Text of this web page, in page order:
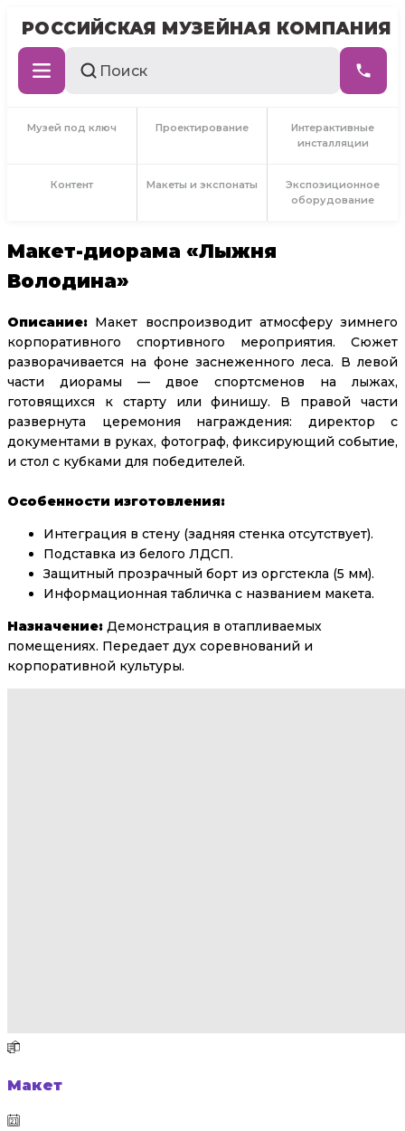
РОССИЙСКАЯ МУЗЕЙНАЯ КОМПАНИЯ
Музей под ключ Проектирование
Интерактивные
инсталляции
Контент Макеты и экспонаты
Экспозиционное
оборудование
Макет-диорама «Лыжня
Володина»
Описание: Макет воспроизводит атмосферу зимнего
корпоративного спортивного мероприятия. Сюжет
разворачивается на фоне заснеженного леса. В левой
части диорамы — двое спортсменов на лыжах,
готовящихся к старту или финишу. В правой части
развернута церемония награждения: директор с
документами в руках, фотограф, фиксирующий событие,
и стол с кубками для победителей.
Особенности изготовления:
Интеграция в стену (задняя стенка отсутствует).
Подставка из белого ЛДСП.
Защитный прозрачный борт из оргстекла (5 мм).
Информационная табличка с названием макета.
Назначение: Демонстрация в отапливаемых
помещениях. Передает дух соревнований и
корпоративной культуры.
Макет